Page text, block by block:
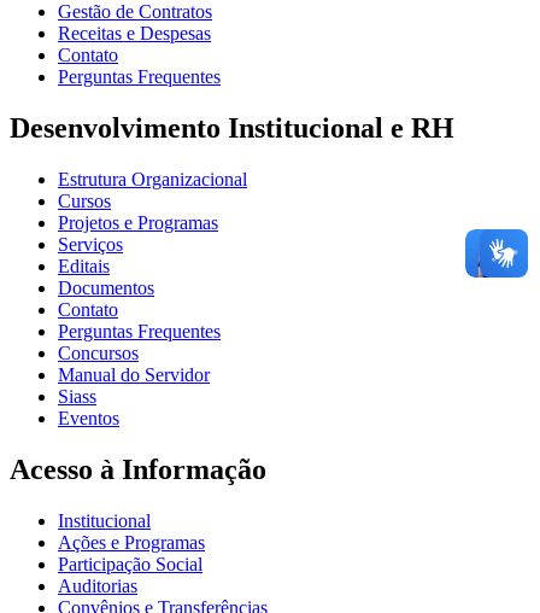
Gestão de Contratos
Receitas e Despesas
Contato
Perguntas Frequentes
Desenvolvimento Institucional e RH
Estrutura Organizacional
Cursos
Projetos e Programas
Serviços
Editais
Documentos
Contato
Perguntas Frequentes
Concursos
Manual do Servidor
Siass
Eventos
Acesso à Informação
Institucional
Ações e Programas
Participação Social
Auditorias
Convênios e Transferências